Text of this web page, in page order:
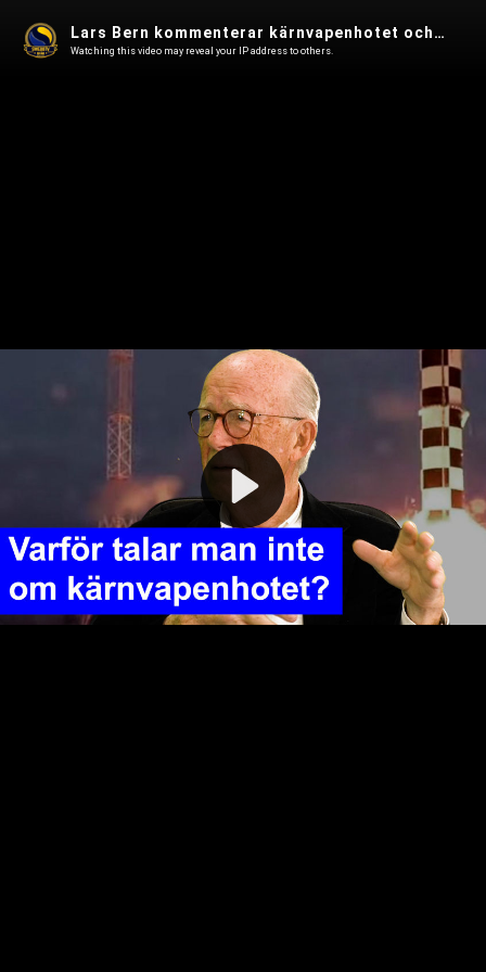
Play
Video
Lars Bern kommenterar kärnvapenhotet och NATO - Swebbtv Omvärldsanalys
Watching this video may reveal your IP address to others.